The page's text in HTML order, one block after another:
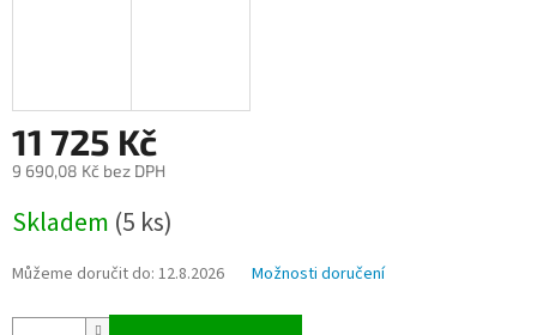
11 725 Kč
9 690,08 Kč bez DPH
cena:
Skladem (5 ks)
Můžeme doručit do: 12.8.2026 Možnosti doručení